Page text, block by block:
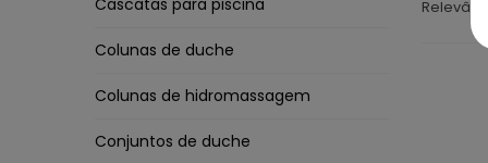
Cascatas para piscina
Colunas de duche
Colunas de hidromassagem
Conjuntos de duche